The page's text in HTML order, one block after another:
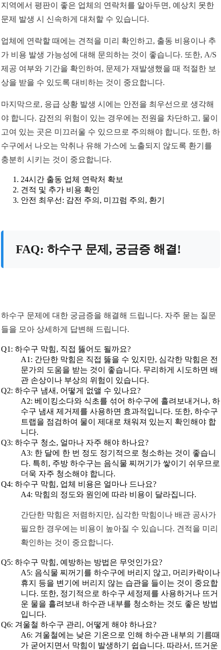
지역에서 평판이 좋은 업체의 연락처를 알아두면, 예상치 못한
문제 발생 시 신속하게 대처할 수 있습니다.
업체에 연락할 때에는 견적을 미리 확인하고, 출동 비용이나 추
가 비용 발생 가능성에 대해 문의하는 것이 좋습니다. 또한, A/S
제공 여부와 기간을 확인하여, 문제가 재발생했을 때 적절한 보
상을 받을 수 있도록 대비하는 것이 중요합니다.
마지막으로, 응급 상황 발생 시에는 안전을 최우선으로 생각해
야 합니다. 감전의 위험이 있는 경우에는 전원을 차단하고, 물이
고여 있는 곳은 미끄러울 수 있으므로 주의해야 합니다. 또한, 하
수구에서 나오는 악취나 유해 가스에 노출되지 않도록 환기를
충분히 시키는 것이 중요합니다.
24시간 출동 업체 연락처 확보
견적 및 추가 비용 확인
안전 최우선: 감전 주의, 미끄럼 주의, 환기
FAQ: 하수구 문제, 궁금증 해결!
하수구 문제에 대한 궁금증을 해결해 드립니다. 자주 묻는 질문
들을 모아 상세하게 답변해 드립니다.
Q1: 하수구 막힘, 직접 뚫어도 될까요?
A1: 간단한 막힘은 직접 뚫을 수 있지만, 심각한 막힘은 전
문가의 도움을 받는 것이 좋습니다. 무리하게 시도하면 배
관 손상이나 부상의 위험이 있습니다.
Q2: 하수구 냄새, 어떻게 없앨 수 있나요?
A2: 베이킹소다와 식초를 섞어 하수구에 흘려보내거나, 하
수구 냄새 제거제를 사용하면 효과적입니다. 또한, 하수구
트랩을 점검하여 물이 제대로 채워져 있는지 확인해야 합
니다.
Q3: 하수구 청소, 얼마나 자주 해야 하나요?
A3: 한 달에 한 번 정도 정기적으로 청소하는 것이 좋습니
다. 특히, 주방 하수구는 음식물 찌꺼기가 쌓이기 쉬우므로
더욱 자주 청소해야 합니다.
Q4: 하수구 막힘, 업체 비용은 얼마나 드나요?
A4: 막힘의 정도와 원인에 따라 비용이 달라집니다.
간단한 막힘은 저렴하지만, 심각한 막힘이나 배관 공사가
필요한 경우에는 비용이 높아질 수 있습니다. 견적을 미리
확인하는 것이 중요합니다.
Q5: 하수구 막힘, 예방하는 방법은 무엇인가요?
A5: 음식물 찌꺼기를 하수구에 버리지 않고, 머리카락이나
휴지 등을 변기에 버리지 않는 습관을 들이는 것이 중요합
니다. 또한, 정기적으로 하수구 세정제를 사용하거나 뜨거
운 물을 흘려보내 하수관 내부를 청소하는 것도 좋은 방법
입니다.
Q6: 겨울철 하수구 관리, 어떻게 해야 하나요?
A6: 겨울철에는 낮은 기온으로 인해 하수관 내부의 기름때
가 굳어지면서 막힘이 발생하기 쉽습니다. 따라서, 뜨거운